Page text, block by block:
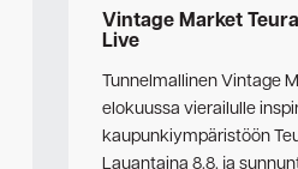
Vintage Market
Live
Tunnelmallinen Vintage
elokuussa vierailulle
kaupunkiympäristöön
Lauantaina 8.8. ja